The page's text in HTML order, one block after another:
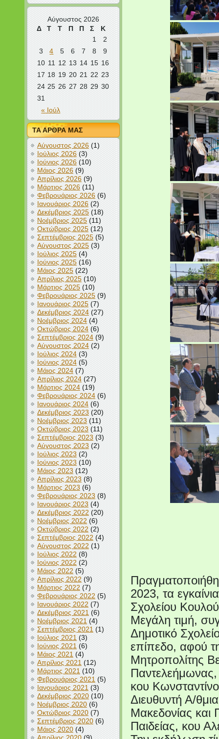
Αύγουστος 2026
Δ
Τ Τ Π Π Σ Κ
« Ιούλ
1
2
3
4 5 6 7 8
9
10 11 12 13 14 15 16
17 18 19 20 21 22 23
24 25 26 27 28 29 30
31
ΤΑ ΑΡΘΡΑ ΜΑΣ
Αύγουστος 2026(1)
Ιούλιος 2026(3)
Ιούνιος 2026(10)
Μάιος 2026(9)
Απρίλιος 2026(9)
Μάρτιος 2026(11)
Φεβρουάριος 2026(6)
Ιανουάριος 2026(2)
Δεκέμβριος 2025(18)
Νοέμβριος 2025(11)
Οκτώβριος 2025(12)
Σεπτέμβριος 2025(5)
Αύγουστος 2025(3)
Ιούλιος 2025(4)
Ιούνιος 2025(16)
Μάιος 2025(22)
Απρίλιος 2025(10)
Μάρτιος 2025(10)
Φεβρουάριος 2025(9)
Ιανουάριος 2025(7)
Δεκέμβριος 2024(27)
Νοέμβριος 2024(4)
Οκτώβριος 2024(6)
Σεπτέμβριος 2024(9)
Αύγουστος 2024(2)
Ιούλιος 2024(3)
Ιούνιος 2024(5)
Μάιος 2024(7)
Απρίλιος 2024(27)
Μάρτιος 2024(19)
Φεβρουάριος 2024(6)
Ιανουάριος 2024(6)
Δεκέμβριος 2023 (20)
Νοέμβριος 2023 (11)
Οκτώβριος 2023(11)
Σεπτέμβριος 2023 (3)
Αύγουστος 2023 (2)
Ιούλιος 2023(2)
Ιούνιος 2023(10)
Μάιος 2023 (12)
Απρίλιος 2023 (8)
Μάρτιος 2023 (6)
Φεβρουάριος 2023(8)
Ιανουάριος 2023 (4)
Δεκέμβριος 2022 (20)
Νοέμβριος 2022 (6)
Οκτώβριος 2022 (2)
Σεπτέμβριος 2022 (4)
Αύγουστος 2022 (1)
Ιούλιος 2022 (8)
Ιούνιος 2022 (2)
Μάιος 2022 (5)
Απρίλιος 2022 (9)
Μάρτιος 2022 (7)
Φεβρουάριος 2022 (5)
Ιανουάριος 2022 (7)
Δεκέμβριος 2021 (6)
Νοέμβριος 2021 (4)
Σεπτέμβριος 2021 (1)
Ιούλιος 2021 (3)
Ιούνιος 2021 (6)
Μάιος 2021 (4)
Απρίλιος 2021 (12)
Μάρτιος 2021 (10)
Φεβρουάριος 2021 (5)
Ιανουάριος 2021 (3)
Δεκέμβριος 2020(10)
Νοέμβριος 2020(6)
Οκτώβριος 2020(7)
Σεπτέμβριος 2020(6)
Μάιος 2020(4)
2023, τα
Σχολείου
Μεγάλη τιμή,
Δημοτικό
επίπεδο, αφού
Μητροπολίτης
κου
Διευθυντή Α/
Μακεδονίας και
Παιδείας, κου